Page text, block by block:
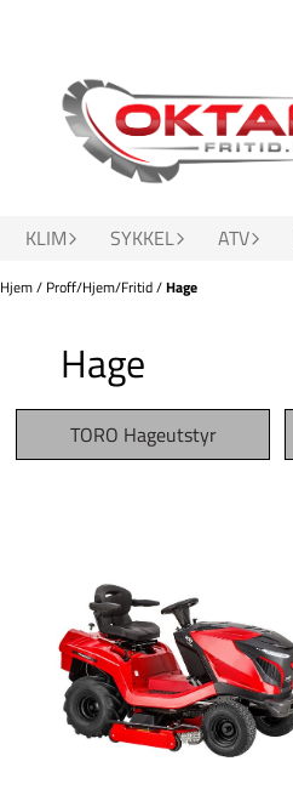
KLIM SYKKEL ATV
Hjem/ Proff/Hjem/Fritid/Hage
Hage
TORO Hageutstyr